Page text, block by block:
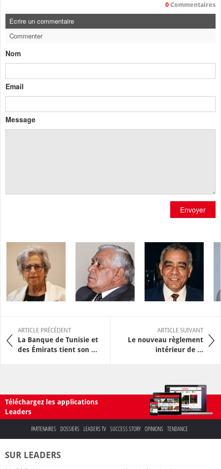
0 Commentaires
Ecrire un commentaire
Commenter
Nom
Email
Message
Envoyer
ARTICLE PRÉCÉDENT
La Banque de Tunisie et
des Émirats tient son ...
ARTICLE SUIVANT
Le nouveau règlement
intérieur de ...
Téléchargez les applications
Leaders
PARTENAIRES DOSSIERS LEADERS TV SUCCESS STORY OPINIONS TENDANCE
SUR LEADERS